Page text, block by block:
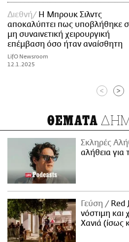
Διεθνή
Η Μπρουκ Σιλντς
αποκαλύπτει πως υποβλήθηκε
μη συναινετική χειρουργική
επέμβαση όσο ήταν αναίσθητη
LifO Newsroom
12.1.2025
< >
ΘΕΜΑΤΑ
Σκληρές
αλήθεια
Γεύση
Red
νόστιμη
Χανιά (ίσως